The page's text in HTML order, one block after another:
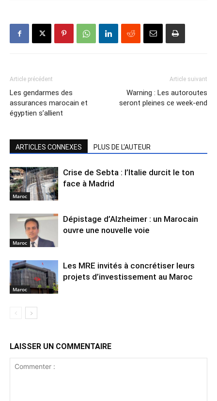
Article précédent
Les gendarmes des
assurances marocain et
égyptien s’allient
Article suivant
Warning : Les autoroutes
seront pleines ce week-end
ARTICLES CONNEXES PLUS DE L'AUTEUR
Maroc
Crise de Sebta : l’Italie durcit le ton
face à Madrid
Maroc
Dépistage d’Alzheimer : un Marocain
ouvre une nouvelle voie
Maroc
Les MRE invités à concrétiser leurs
projets d’investissement au Maroc
LAISSER UN COMMENTAIRE